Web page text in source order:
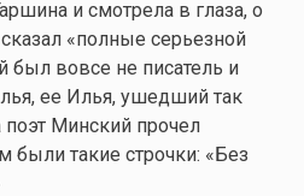
и смотрела в глаза, о
«полные серьезной
был вовсе не писатель и
ее Илья, ушедший так
Минский прочел
были такие строчки: «Без